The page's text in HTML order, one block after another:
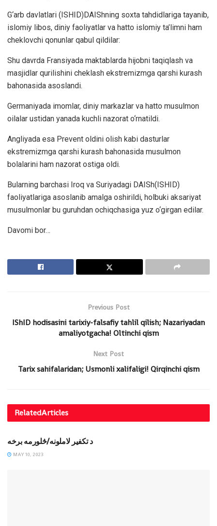
G‘arb davlatlari (ISHID)DAIShning soxta tahdidlariga tayanib,
islomiy libos, diniy faoliyatlar va hatto islomiy ta’limni ham
cheklovchi qonunlar qabul qildilar:
Shu davrda Fransiyada maktablarda hijobni taqiqlash va
masjidlar qurilishini cheklash ekstremizmga qarshi kurash
bahonasida asoslandi.
Germaniyada imomlar, diniy markazlar va hatto musulmon
oilalar ustidan yanada kuchli nazorat o‘rnatildi.
Angliyada esa Prevent oldini olish kabi dasturlar
ekstremizmga qarshi kurash bahonasida musulmon
bolalarini ham nazorat ostiga oldi.
Bularning barchasi Iroq va Suriyadagi DAISh(ISHID)
faoliyatlariga asoslanib amalga oshirildi, holbuki aksariyat
musulmonlar bu guruhdan ochiqchasiga yuz o‘girgan edilar.
Davomi bor…
Previous Post
IShID hodisasini tarixiy-falsafiy tahlil qilish; Nazariyadan
amaliyotgacha! Oltinchi qism
Next Post
Tarix sahifalaridan; Usmonli xalifaligi! Qirqinchi qism
RelatedArticles
DINIY YOZUVLAR
د تکفیر لاملونه/څلورمه برخه
MAY 10, 2023